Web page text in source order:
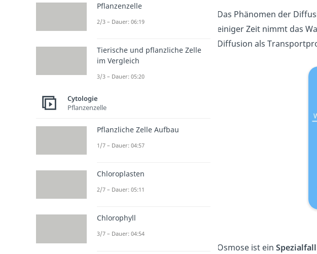
Das Phänomen der
einiger Zeit nimmt das
Diffusion als
Osmose ist ein Spezialfall
Pflanzenzelle
2/3 – Dauer: 06:19
Tierische und pflanzliche Zelle
im Vergleich
3/3 – Dauer: 05:20
Cytologie
Pflanzenzelle
Pflanzliche Zelle Aufbau
1/7 – Dauer: 04:57
Chloroplasten
2/7 – Dauer: 05:11
Chlorophyll
3/7 – Dauer: 04:54